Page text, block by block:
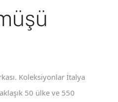
Koleksiyonlar İtalya
50 ülke ve 550